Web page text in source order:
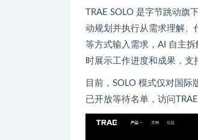
TRAE SOLO 是字节跳动旗
动规划并执行从需求理解、
等方式输入需求，AI 自主
时展示工作进度和成果，支
目前，SOLO 模式仅对国际
已开放等待名单，访问
TRAE